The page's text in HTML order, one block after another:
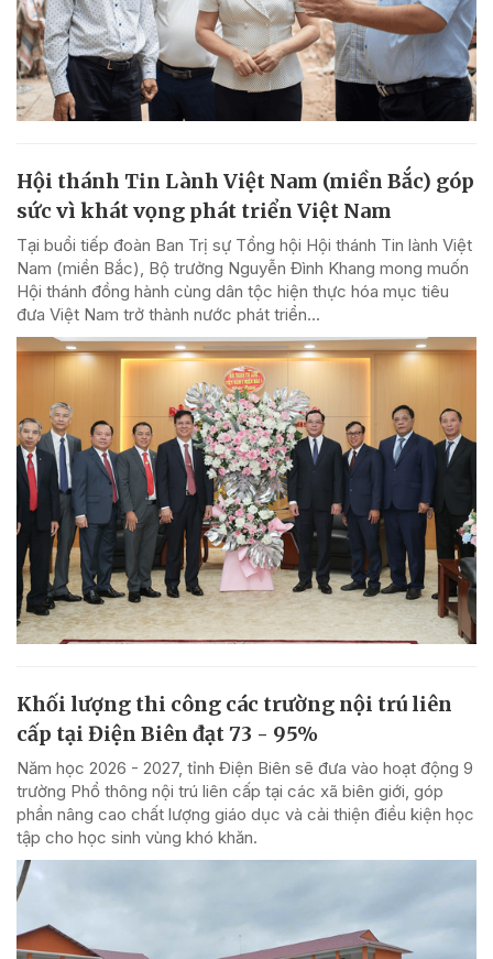
Hội thánh Tin Lành Việt Nam (miền Bắc) góp
sức vì khát vọng phát triển Việt Nam
Tại buổi tiếp đoàn Ban Trị sự Tổng hội Hội thánh Tin lành Việt
Nam (miền Bắc), Bộ trưởng Nguyễn Đình Khang mong muốn
Hội thánh đồng hành cùng dân tộc hiện thực hóa mục tiêu
đưa Việt Nam trở thành nước phát triển...
Khối lượng thi công các trường nội trú liên
cấp tại Điện Biên đạt 73 - 95%
Năm học 2026 - 2027, tỉnh Điện Biên sẽ đưa vào hoạt động 9
trường Phổ thông nội trú liên cấp tại các xã biên giới, góp
phần nâng cao chất lượng giáo dục và cải thiện điều kiện học
tập cho học sinh vùng khó khăn.